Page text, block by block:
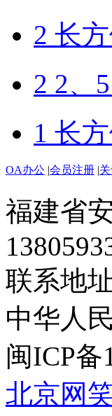
2 长
2 2、
1 长
OA办公 |会员注册 |
福建省
联系地
中华人
闽ICP备
北京网